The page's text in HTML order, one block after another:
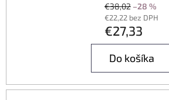
€38,02 –28 %
€22,22 bez DPH
€27,33
Do košíka